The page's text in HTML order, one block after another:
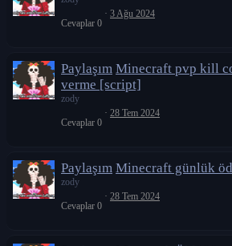
Cevaplar 0
3 Ağu 2024
Paylaşım Minecraft pvp kill
verme [script]
zody
Cevaplar 0
28 Tem 2024
Paylaşım Minecraft günlük
zody
Cevaplar 0
28 Tem 2024